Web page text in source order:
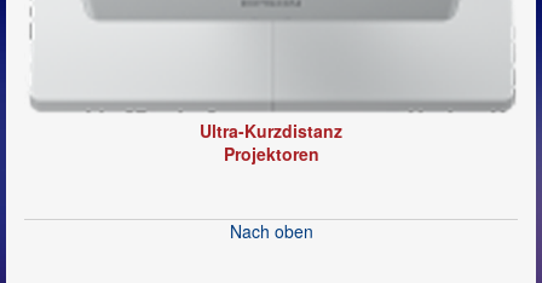
Ultra-Kurzdistanz
Projektoren
Nach oben